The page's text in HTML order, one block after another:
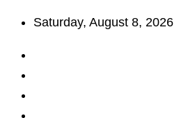
Skip
content
Saturday, August 8, 2026